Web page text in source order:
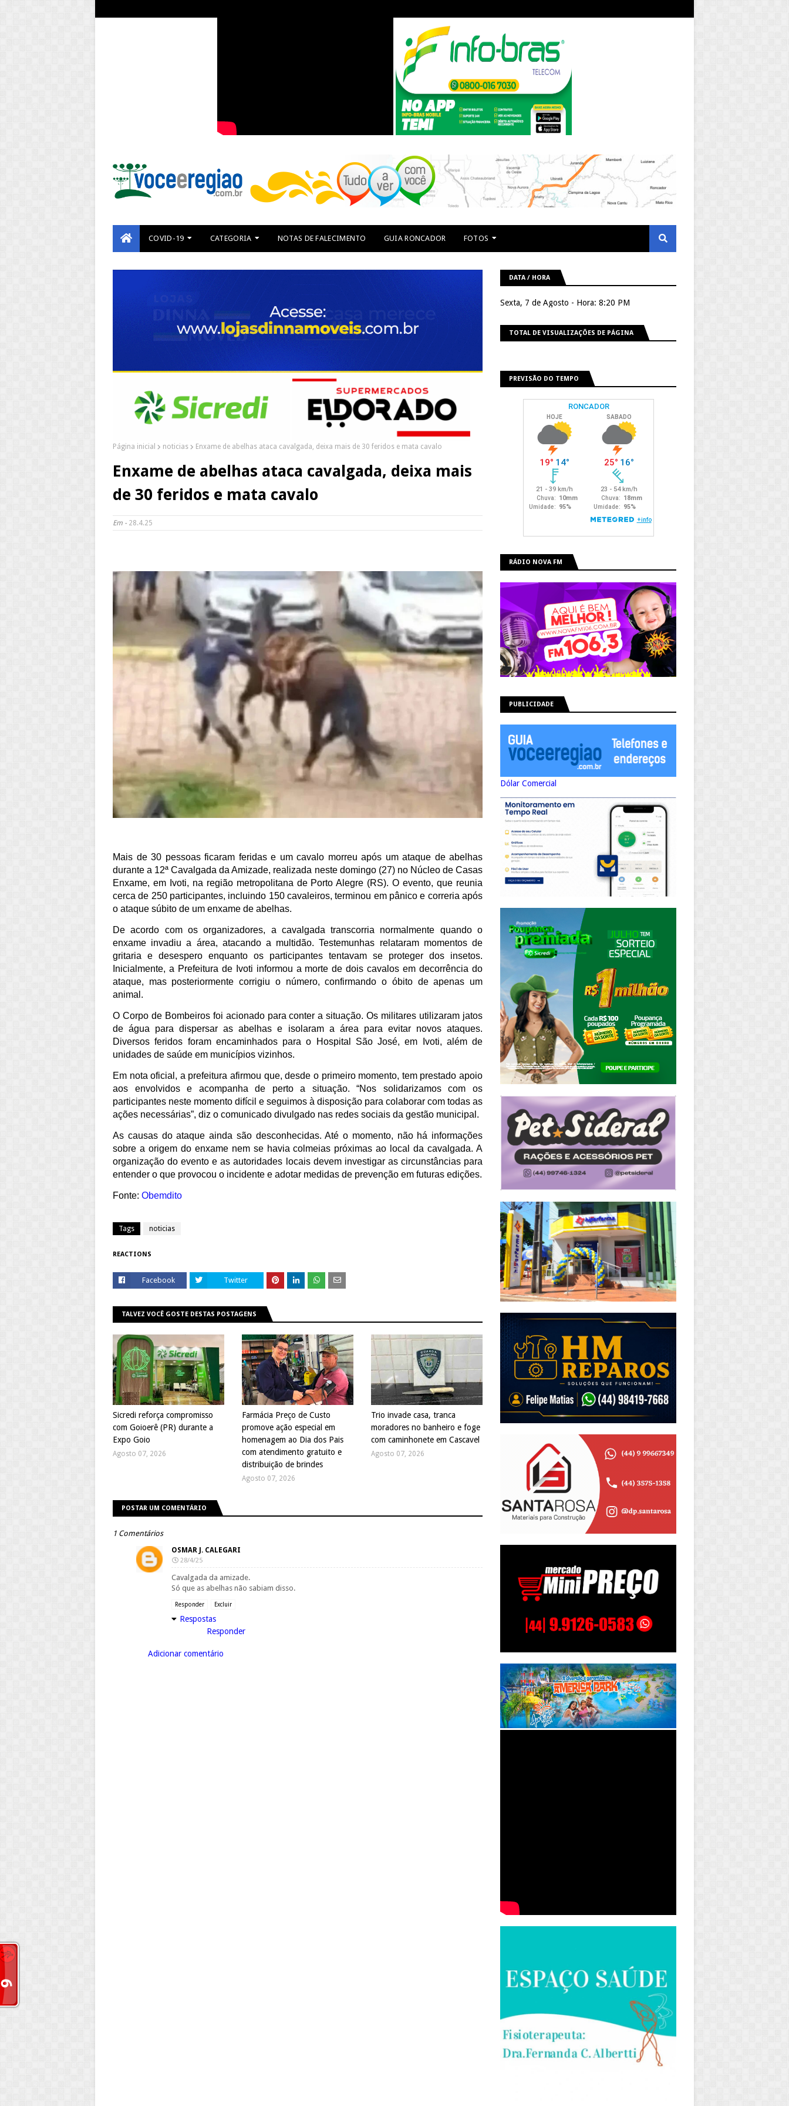
COVID-19 CATEGORIA NOTAS DE FALECIMENTO GUIA RONCADOR FOTOS
Página inicial noticias Enxame de abelhas ataca cavalgada, deixa mais de 30 feridos e mata cavalo
Enxame de abelhas ataca cavalgada, deixa mais
de 30 feridos e mata cavalo
Em - 28.4.25
Mais de 30 pessoas ficaram feridas e um cavalo morreu após um ataque de abelhas
durante a 12ª Cavalgada da Amizade, realizada neste domingo (27) no Núcleo de Casas
Enxame, em Ivoti, na região metropolitana de Porto Alegre (RS). O evento, que reunia
cerca de 250 participantes, incluindo 150 cavaleiros, terminou em pânico e correria após
o ataque súbito de um enxame de abelhas.
De acordo com os organizadores, a cavalgada transcorria normalmente quando o
enxame invadiu a área, atacando a multidão. Testemunhas relataram momentos de
gritaria e desespero enquanto os participantes tentavam se proteger dos insetos.
Inicialmente, a Prefeitura de Ivoti informou a morte de dois cavalos em decorrência do
ataque, mas posteriormente corrigiu o número, confirmando o óbito de apenas um
animal.
O Corpo de Bombeiros foi acionado para conter a situação. Os militares utilizaram jatos
de água para dispersar as abelhas e isolaram a área para evitar novos ataques.
Diversos feridos foram encaminhados para o Hospital São José, em Ivoti, além de
unidades de saúde em municípios vizinhos.
Em nota oficial, a prefeitura afirmou que, desde o primeiro momento, tem prestado apoio
aos envolvidos e acompanha de perto a situação. “Nos solidarizamos com os
participantes neste momento difícil e seguimos à disposição para colaborar com todas as
ações necessárias”, diz o comunicado divulgado nas redes sociais da gestão municipal.
As causas do ataque ainda são desconhecidas. Até o momento, não há informações
sobre a origem do enxame nem se havia colmeias próximas ao local da cavalgada. A
organização do evento e as autoridades locais devem investigar as circunstâncias para
entender o que provocou o incidente e adotar medidas de prevenção em futuras edições.
Fonte: Obemdito
Tags noticias
REACTIONS
Facebook Twitter
TALVEZ VOCÊ GOSTE DESTAS POSTAGENS
Sicredi reforça compromisso
com Goioerê (PR) durante a
Expo Goio
Agosto 07, 2026
Farmácia Preço de Custo
promove ação especial em
homenagem ao Dia dos Pais
com atendimento gratuito e
distribuição de brindes
Agosto 07, 2026
Trio invade casa, tranca
moradores no banheiro e foge
com caminhonete em Cascavel
Agosto 07, 2026
POSTAR UM COMENTÁRIO
1 Comentários
OSMAR J. CALEGARI
28/4/25
Cavalgada da amizade.
Só que as abelhas não sabiam disso.
Responder Excluir
Respostas
Responder
Adicionar comentário
DATA / HORA
Sexta, 7 de Agosto - Hora: 8:20 PM
TOTAL DE VISUALIZAÇÕES DE PÁGINA
PREVISÃO DO TEMPO
RÁDIO NOVA FM
PUBLICIDADE
Dólar Comercial